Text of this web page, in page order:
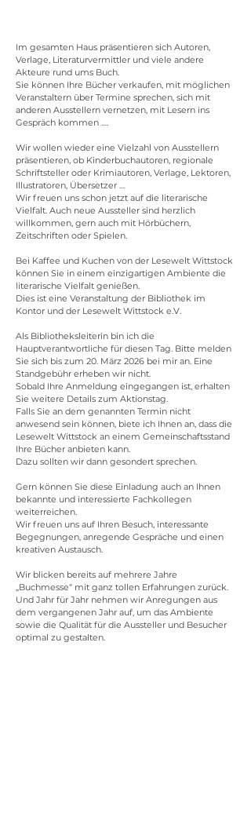
Im gesamten Haus präsentieren sich Autoren,
Verlage, Literaturvermittler und viele andere
Akteure rund ums Buch.
Sie können Ihre Bücher verkaufen, mit möglichen
Veranstaltern über Termine sprechen, sich mit
anderen Ausstellern vernetzen, mit Lesern ins
Gespräch kommen ….
Wir wollen wieder eine Vielzahl von Ausstellern
präsentieren, ob Kinderbuchautoren, regionale
Schriftsteller oder Krimiautoren, Verlage, Lektoren,
Illustratoren, Übersetzer …
Wir freuen uns schon jetzt auf die literarische
Vielfalt. Auch neue Aussteller sind herzlich
willkommen, gern auch mit Hörbüchern,
Zeitschriften oder Spielen.
Bei Kaffee und Kuchen von der Lesewelt Wittstock
können Sie in einem einzigartigen Ambiente die
literarische Vielfalt genießen.
Dies ist eine Veranstaltung der Bibliothek im
Kontor und der Lesewelt Wittstock e.V.
Als Bibliotheksleiterin bin ich die
Hauptverantwortliche für diesen Tag. Bitte melden
Sie sich bis zum 20. März 2026 bei mir an. Eine
Standgebühr erheben wir nicht.
Sobald Ihre Anmeldung eingegangen ist, erhalten
Sie weitere Details zum Aktionstag.
Falls Sie an dem genannten Termin nicht
anwesend sein können, biete ich Ihnen an, dass die
Lesewelt Wittstock an einem Gemeinschaftsstand
Ihre Bücher anbieten kann.
Dazu sollten wir dann gesondert sprechen.
Gern können Sie diese Einladung auch an Ihnen
bekannte und interessierte Fachkollegen
weiterreichen.
Wir freuen uns auf Ihren Besuch, interessante
Begegnungen, anregende Gespräche und einen
kreativen Austausch.
Wir blicken bereits auf mehrere Jahre
„Buchmesse“ mit ganz tollen Erfahrungen zurück.
Und Jahr für Jahr nehmen wir Anregungen aus
dem vergangenen Jahr auf, um das Ambiente
sowie die Qualität für die Aussteller und Besucher
optimal zu gestalten.